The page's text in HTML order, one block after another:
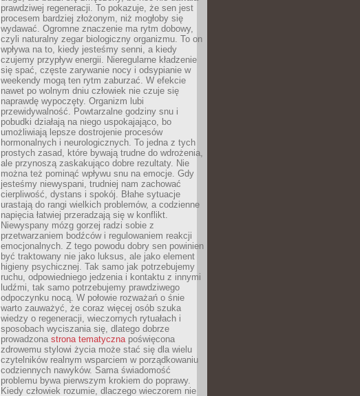
prawdziwej regeneracji. To pokazuje, że sen jest
procesem bardziej złożonym, niż mogłoby się
wydawać. Ogromne znaczenie ma rytm dobowy,
czyli naturalny zegar biologiczny organizmu. To on
wpływa na to, kiedy jesteśmy senni, a kiedy
czujemy przypływ energii. Nieregularne kładzenie
się spać, częste zarywanie nocy i odsypianie w
weekendy mogą ten rytm zaburzać. W efekcie
nawet po wolnym dniu człowiek nie czuje się
naprawdę wypoczęty. Organizm lubi
przewidywalność. Powtarzalne godziny snu i
pobudki działają na niego uspokajająco, bo
umożliwiają lepsze dostrojenie procesów
hormonalnych i neurologicznych. To jedna z tych
prostych zasad, które bywają trudne do wdrożenia,
ale przynoszą zaskakująco dobre rezultaty. Nie
można też pominąć wpływu snu na emocje. Gdy
jesteśmy niewyspani, trudniej nam zachować
cierpliwość, dystans i spokój. Błahe sytuacje
urastają do rangi wielkich problemów, a codzienne
napięcia łatwiej przeradzają się w konflikt.
Niewyspany mózg gorzej radzi sobie z
przetwarzaniem bodźców i regulowaniem reakcji
emocjonalnych. Z tego powodu dobry sen powinien
być traktowany nie jako luksus, ale jako element
higieny psychicznej. Tak samo jak potrzebujemy
ruchu, odpowiedniego jedzenia i kontaktu z innymi
ludźmi, tak samo potrzebujemy prawdziwego
odpoczynku nocą. W połowie rozważań o śnie
warto zauważyć, że coraz więcej osób szuka
wiedzy o regeneracji, wieczornych rytuałach i
sposobach wyciszania się, dlatego dobrze
prowadzona strona tematycznapoświęcona
zdrowemu stylowi życia może stać się dla wielu
czytelników realnym wsparciem w porządkowaniu
codziennych nawyków. Sama świadomość
problemu bywa pierwszym krokiem do poprawy.
Kiedy człowiek rozumie, dlaczego wieczorem nie